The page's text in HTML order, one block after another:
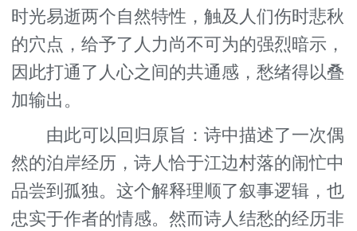
时光易逝两个自然特性，触及人们伤时悲秋
的穴点，给予了人力尚不可为的强烈暗示，
因此打通了人心之间的共通感，愁绪得以叠
加输出。
由此可以回归原旨：诗中描述了一次偶
然的泊岸经历，诗人恰于江边村落的闹忙中
品尝到孤独。这个解释理顺了叙事逻辑，也
忠实于作者的情感。然而诗人结愁的经历非